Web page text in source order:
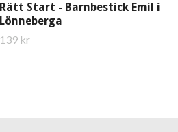
Rätt Start - Barnbestick Emil i
Lönneberga
139 kr